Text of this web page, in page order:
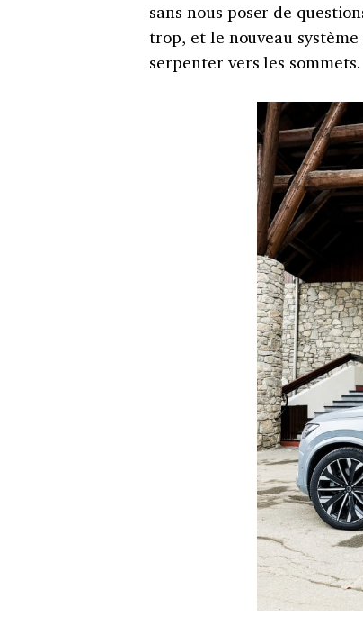
sans nous poser de
trop, et le nouveau
serpenter vers les sommets.